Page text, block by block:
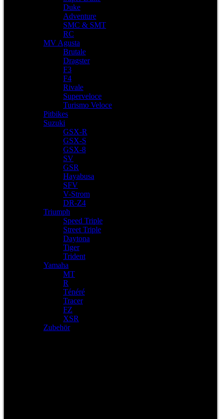
Duke
Adventure
SMC & SMT
RC
MV Agusta
Brutale
Dragster
F3
F4
Rivale
Superveloce
Turismo Veloce
Pitbikes
Suzuki
GSX-R
GSX-S
GSX-8
SV
GSR
Hayabusa
SFV
V-Strom
DR-Z4
Triumph
Speed Triple
Street Triple
Daytona
Tiger
Trident
Yamaha
MT
R
Ténéré
Tracer
FZ
XSR
Zubehör